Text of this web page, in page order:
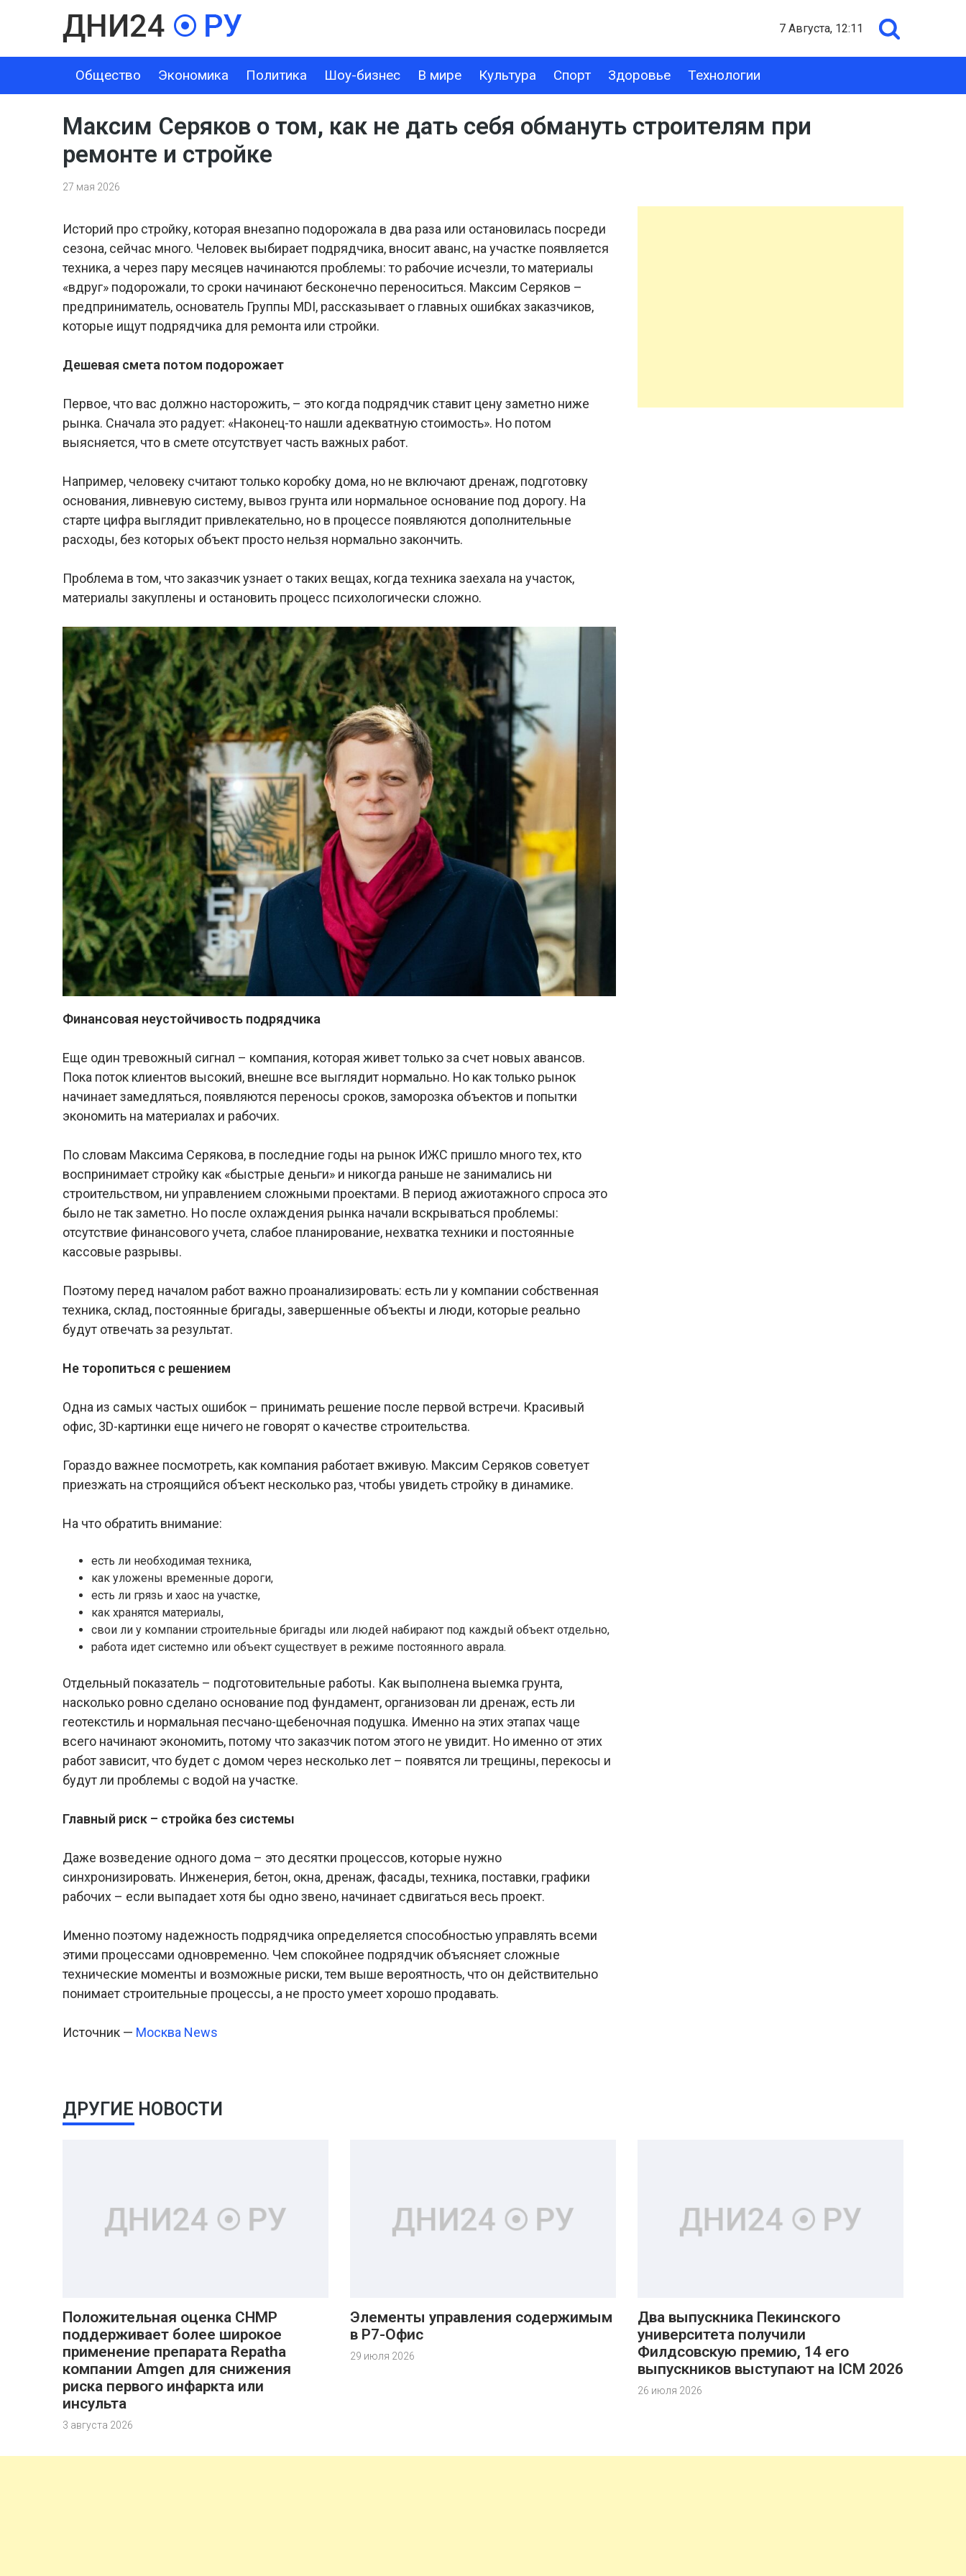
7 Августа, 12:11
Общество Экономика Политика Шоу-бизнес В мире Культура Спорт Здоровье Технологии
ЭКОНОМИКА ПОЛИТИКА ШОУ-БИЗНЕС В МИРЕ КУЛЬТУРА СПОРТ ЗДОРОВЬЕ ТЕХНОЛОГИИ
Максим Серяков о том, как не дать себя обмануть строителям при
ремонте и стройке
27 мая 2026
Историй про стройку, которая внезапно подорожала в два раза или остановилась посреди
сезона, сейчас много. Человек выбирает подрядчика, вносит аванс, на участке появляется
техника, а через пару месяцев начинаются проблемы: то рабочие исчезли, то материалы
«вдруг» подорожали, то сроки начинают бесконечно переноситься. Максим Серяков –
предприниматель, основатель Группы MDI, рассказывает о главных ошибках заказчиков,
которые ищут подрядчика для ремонта или стройки.
Дешевая смета потом подорожает
Первое, что вас должно насторожить, – это когда подрядчик ставит цену заметно ниже
рынка. Сначала это радует: «Наконец-то нашли адекватную стоимость». Но потом
выясняется, что в смете отсутствует часть важных работ.
Например, человеку считают только коробку дома, но не включают дренаж, подготовку
основания, ливневую систему, вывоз грунта или нормальное основание под дорогу. На
старте цифра выглядит привлекательно, но в процессе появляются дополнительные
расходы, без которых объект просто нельзя нормально закончить.
Проблема в том, что заказчик узнает о таких вещах, когда техника заехала на участок,
материалы закуплены и остановить процесс психологически сложно.
Финансовая неустойчивость подрядчика
Еще один тревожный сигнал – компания, которая живет только за счет новых авансов.
Пока поток клиентов высокий, внешне все выглядит нормально. Но как только рынок
начинает замедляться, появляются переносы сроков, заморозка объектов и попытки
экономить на материалах и рабочих.
По словам Максима Серякова, в последние годы на рынок ИЖС пришло много тех, кто
воспринимает стройку как «быстрые деньги» и никогда раньше не занимались ни
строительством, ни управлением сложными проектами. В период ажиотажного спроса это
было не так заметно. Но после охлаждения рынка начали вскрываться проблемы:
отсутствие финансового учета, слабое планирование, нехватка техники и постоянные
кассовые разрывы.
Поэтому перед началом работ важно проанализировать: есть ли у компании собственная
техника, склад, постоянные бригады, завершенные объекты и люди, которые реально
будут отвечать за результат.
Не торопиться с решением
Одна из самых частых ошибок – принимать решение после первой встречи. Красивый
офис, 3D-картинки еще ничего не говорят о качестве строительства.
Гораздо важнее посмотреть, как компания работает вживую. Максим Серяков советует
приезжать на строящийся объект несколько раз, чтобы увидеть стройку в динамике.
На что обратить внимание:
есть ли необходимая техника,
как уложены временные дороги,
есть ли грязь и хаос на участке,
как хранятся материалы,
свои ли у компании строительные бригады или людей набирают под каждый объект отдельно,
работа идет системно или объект существует в режиме постоянного аврала.
Отдельный показатель – подготовительные работы. Как выполнена выемка грунта,
насколько ровно сделано основание под фундамент, организован ли дренаж, есть ли
геотекстиль и нормальная песчано-щебеночная подушка. Именно на этих этапах чаще
всего начинают экономить, потому что заказчик потом этого не увидит. Но именно от этих
работ зависит, что будет с домом через несколько лет – появятся ли трещины, перекосы и
будут ли проблемы с водой на участке.
Главный риск – стройка без системы
Даже возведение одного дома – это десятки процессов, которые нужно
синхронизировать. Инженерия, бетон, окна, дренаж, фасады, техника, поставки, графики
рабочих – если выпадает хотя бы одно звено, начинает сдвигаться весь проект.
Именно поэтому надежность подрядчика определяется способностью управлять всеми
этими процессами одновременно. Чем спокойнее подрядчик объясняет сложные
технические моменты и возможные риски, тем выше вероятность, что он действительно
понимает строительные процессы, а не просто умеет хорошо продавать.
Источник — Москва News
ДРУГИЕ НОВОСТИ
Положительная оценка CHMP
поддерживает более широкое
применение препарата Repatha
компании Amgen для снижения
риска первого инфаркта или
инсульта
3 августа 2026
Элементы управления содержимым
в Р7-Офис
29 июля 2026
Два выпускника Пекинского
университета получили
Филдсовскую премию, 14 его
выпускников выступают на ICM 2026
26 июля 2026